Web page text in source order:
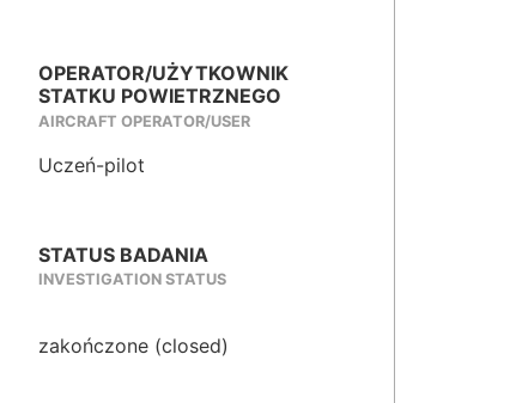
OPERATOR/UŻYTKOWNIK
STATKU POWIETRZNEGO
AIRCRAFT OPERATOR/USER
Uczeń-pilot
STATUS BADANIA
INVESTIGATION STATUS
zakończone (closed)